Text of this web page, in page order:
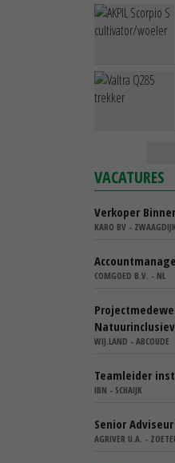
VACATURES
Verkoper
KARO BV -
COMGOED B.V. - NL
WIJ.LAND - ABCOUDE
Teamleider
IBN - SCHAIJK
Senior
AGRIVER U.A. -